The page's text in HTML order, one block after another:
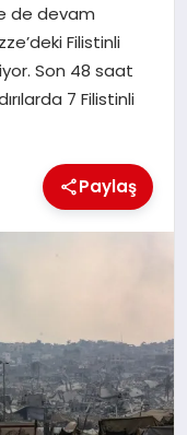
de devam
Filistinli
Son 48 saat
7 Filistinli
Paylaş